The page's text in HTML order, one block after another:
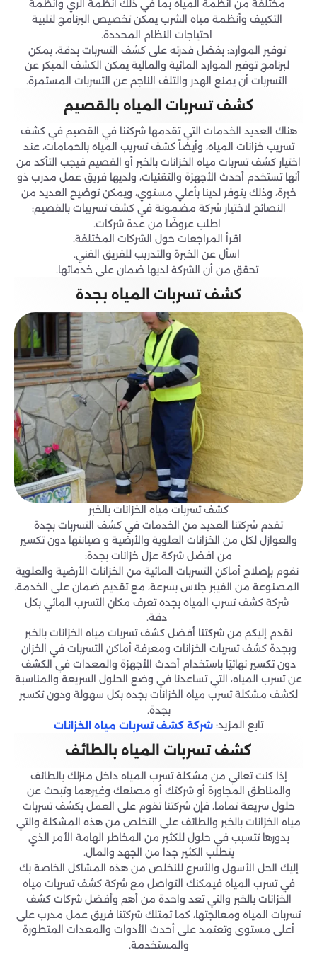
مختلفة من أنظمة المياه بما في ذلك أنظمة الري وأنظمة
التكييف وأنظمة مياه الشرب يمكن تخصيص البرنامج لتلبية
احتياجات النظام المحددة.
توفير الموارد: بفضل قدرته على كشف التسربات بدقة، يمكن
لبرنامج توفير الموارد المائية والمالية يمكن الكشف المبكر عن
التسربات أن يمنع الهدر والتلف الناجم عن التسربات المستمرة.
كشف تسربات المياه بالقصيم
هناك العديد الخدمات التي تقدمها شركتنا في القصيم في كشف
تسريب خزانات المياه، وأيضاً كشف تسريب المياه بالحمامات، عند
اختيار كشف تسربات مياه الخزانات بالخبر أو القصيم فيجب التأكد من
أنها تستخدم أحدث الأجهزة والتقنيات، ولديها فريق عمل مدرب ذو
خبرة، وذلك يتوفر لدينا بأعلي مستوي، ويمكن توضيح العديد من
النصائح لاختيار شركة مضمونة في كشف تسريبات بالقصيم:
اطلب عروضًا من عدة شركات.
اقرأ المراجعات حول الشركات المختلفة.
اسأل عن الخبرة والتدريب للفريق الفني.
تحقق من أن الشركة لديها ضمان على خدماتها.
كشف تسربات المياه بجدة
كشف تسربات مياه الخزانات بالخبر
تقدم شركتنا العديد من الخدمات في كشف التسربات بجدة
والعوازل لكل من الخزانات العلوية والأرضية و صيانتها دون تكسير
من افضل شركة عزل خزانات بجدة:
نقوم بإصلاح أماكن التسربات المائية من الخزانات الأرضية والعلوية
المصنوعة من الفيبر جلاس بسرعة، مع تقديم ضمان على الخدمة.
شركة كشف تسرب المياه بجده تعرف مكان التسرب المائي بكل
دقة.
نقدم إليكم من شركتنا أفضل كشف تسربات مياه الخزانات بالخبر
وبجدة كشف تسربات الخزانات ومعرفة أماكن التسربات في الخزان
دون تكسير نهائيًا باستخدام أحدث الأجهزة والمعدات في الكشف
عن تسرب المياه، التي تساعدنا في وضع الحلول السريعة والمناسبة
لكشف مشكلة تسرب مياه الخزانات بجده بكل سهولة ودون تكسير
بجدة.
تابع المزيد: شركة كشف تسربات مياه الخزانات
كشف تسربات المياه بالطائف
إذا كنت تعاني من مشكلة تسرب المياه داخل منزلك بالطائف
والمناطق المجاورة أو شركتك أو مصنعك وغيرهما وتبحث عن
حلول سريعة تماما، فإن شركتنا تقوم على العمل بكشف تسربات
مياه الخزانات بالخبر والطائف على التخلص من هذه المشكلة والتي
بدورها تتسبب في حلول للكثير من المخاطر الهامة الأمر الذي
يتطلب الكثير جدا من الجهد والمال.
إليك الحل الأسهل والأسرع للنخلص من هذه المشاكل الخاصة بك
في تسرب المياه فيمكنك التواصل مع شركة كشف تسربات مياه
الخزانات بالخبر والتي تعد واحدة من أهم وأفضل شركات كشف
تسربات المياه ومعالجتها، كما تمتلك شركتنا فريق عمل مدرب على
أعلى مستوى وتعتمد على أحدث الأدوات والمعدات المتطورة
والمستخدمة.